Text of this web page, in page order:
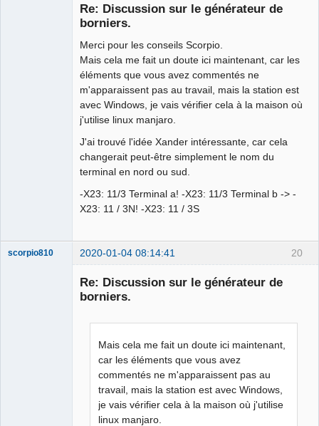
Re: Discussion sur le générateur de
borniers.
Merci pour les conseils Scorpio.
Mais cela me fait un doute ici maintenant, car les
éléments que vous avez commentés ne
m'apparaissent pas au travail, mais la station est
avec Windows, je vais vérifier cela à la maison où
j'utilise linux manjaro.
J'ai trouvé l'idée Xander intéressante, car cela
changerait peut-être simplement le nom du
terminal en nord ou sud.
-X23: 11/3 Terminal a! -X23: 11/3 Terminal b -> -
X23: 11 / 3N! -X23: 11 / 3S
20
scorpio810 2020-01-04 08:14:41
Re: Discussion sur le générateur de
borniers.
Mais cela me fait un doute ici maintenant,
car les éléments que vous avez
commentés ne m'apparaissent pas au
travail, mais la station est avec Windows,
je vais vérifier cela à la maison où j'utilise
linux manjaro.